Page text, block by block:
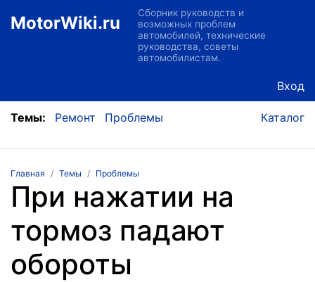
MotorWiki.ru
Сборник руководств и
возможных проблем
автомобилей, технические
руководства, советы
автомобилистам.
Вход
Темы: Ремонт Проблемы Каталог
Главная Темы Проблемы
При нажатии на
тормоз падают
обороты